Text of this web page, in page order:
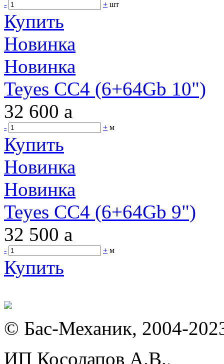
- + шт
Купить
Новинка
Новинка
Teyes CC4 (6+64Gb 10")
32 600 a
- + м
Купить
Новинка
Новинка
Teyes CC4 (6+64Gb 9")
32 500 a
- + м
Купить
© Бас-Механик, 2004-
ИП Косолапов А.В.,